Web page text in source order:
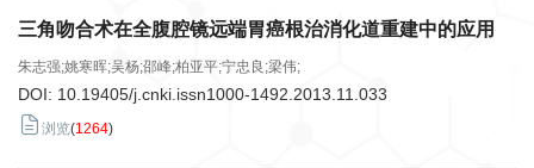
三角吻合术在全腹腔镜远端胃癌根治消化道重建中的应用
朱志强;姚寒晖;吴杨;邵峰;柏亚平;宁忠良;梁伟;
DOI: 10.19405/j.cnki.issn1000-1492.2013.11.033
浏览(1264)